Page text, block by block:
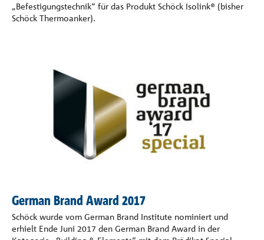
„Befestigungstechnik“ für das Produkt Schöck Isolink® (bisher
Schöck Thermoanker).
German Brand Award 2017
Schöck wurde vom German Brand Institute nominiert und
erhielt Ende Juni 2017 den German Brand Award in der